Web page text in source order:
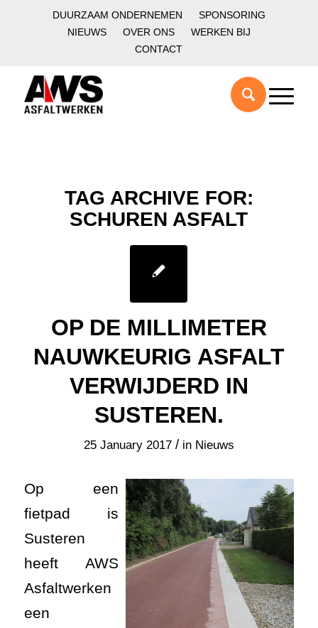
DUURZAAM ONDERNEMEN
SPONSORING
NIEUWS
OVER ONS
WERKEN BIJ
CONTACT
TAG ARCHIVE FOR:
SCHUREN ASFALT
OP DE MILLIMETER
NAUWKEURIG ASFALT
VERWIJDERD IN
SUSTEREN.
25 January 2017 / in Nieuws
Op een
fietpad is
Susteren
heeft AWS
Asfaltwerken
een